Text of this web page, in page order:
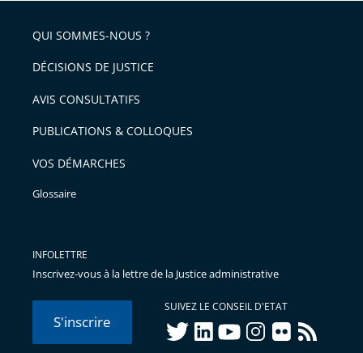
l'article
pour
avant
QUI SOMMES-NOUS ?
DÉCISIONS DE JUSTICE
AVIS CONSULTATIFS
PUBLICATIONS & COLLOQUES
VOS DÉMARCHES
Glossaire
INFOLETTRE
Inscrivez-vous à la lettre de la Justice administrative
S'inscrire
SUIVEZ LE CONSEIL D'ETAT
twitterlinkedInyoutubeinstagram
flickr rss